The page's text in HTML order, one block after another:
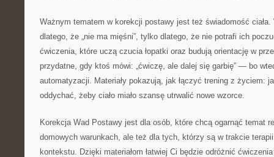
Ważnym tematem w korekcji postawy jest też świadomość
dlatego, że „nie ma mięśni”, tylko dlatego, że nie potrafi ich
ćwiczenia, które uczą czucia łopatki oraz budują orientację w
przydatne, gdy ktoś mówi: „ćwiczę, ale dalej się garbię” — bo
automatyzacji. Materiały pokazują, jak łączyć trening z życiem:
oddychać, żeby ciało miało szansę utrwalić nowe wzorce.
Korekcja Wad Postawy jest dla osób, które chcą ogarnąć temat
domowych warunkach, ale też dla tych, którzy są w trakcie
kontekstu. Dzięki materiałom łatwiej Ci będzie odróżnić